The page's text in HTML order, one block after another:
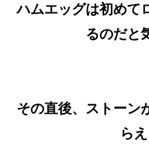
ハムエッグは初めて
るのだと
その直後、ストーン
らえ